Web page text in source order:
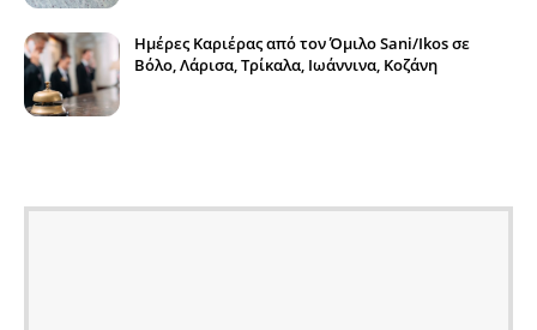
Ημέρες Καριέρας από τον Όμιλο Sani/Ikos σε
Βόλο, Λάρισα, Τρίκαλα, Ιωάννινα, Κοζάνη